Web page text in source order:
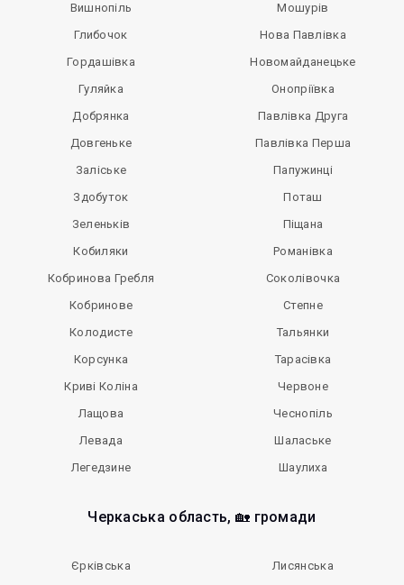
Вишнопіль
Глибочок
Гордашівка
Гуляйка
Добрянка
Довгеньке
Заліське
Здобуток
Зеленьків
Кобиляки
Кобринова Гребля
Кобринове
Колодисте
Корсунка
Криві Коліна
Лащова
Левада
Легедзине
Мошурів
Нова Павлівка
Новомайданецьке
Онопріївка
Павлівка Друга
Павлівка Перша
Папужинці
Поташ
Піщана
Романівка
Соколівочка
Степне
Тальянки
Тарасівка
Червоне
Чеснопіль
Шалаське
Шаулиха
Черкаська область, 🏡 громади
Єрківська
Лисянська